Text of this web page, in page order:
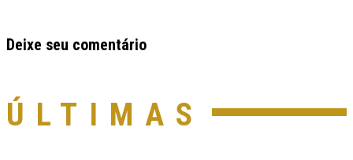
Deixe seu comentário
ÚLTIMAS